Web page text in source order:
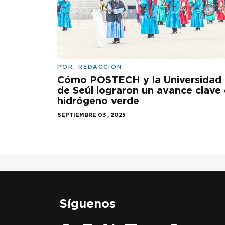
POR: REDACCIÓN
Cómo POSTECH y la Universidad
de Seúl lograron un avance clave
hidrógeno verde
SEPTIEMBRE 03 , 2025
Síguenos